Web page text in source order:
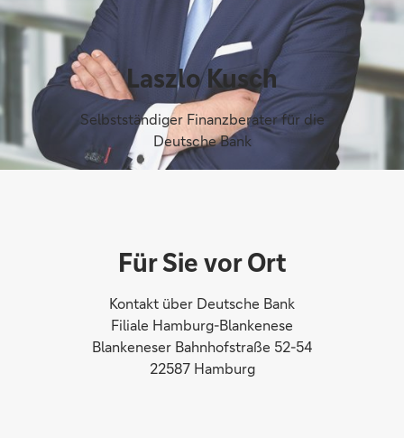
Laszlo Kusch
Selbstständiger Finanzberater für die
Deutsche Bank
Für Sie vor Ort
Kontakt über Deutsche Bank
Filiale Hamburg-Blankenese
Blankeneser Bahnhofstraße 52-54
22587 Hamburg